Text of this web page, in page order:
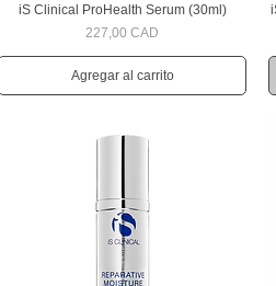
Vista rápida
iS Clinical ProHealth Serum (30ml)
Precio
227,00 CAD
Agregar al carrito